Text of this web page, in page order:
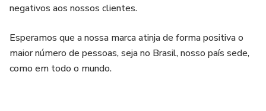
negativos aos nossos clientes.
Esperamos que a nossa marca atinja de forma positiva o
maior número de pessoas, seja no Brasil, nosso país sede,
como em todo o mundo.